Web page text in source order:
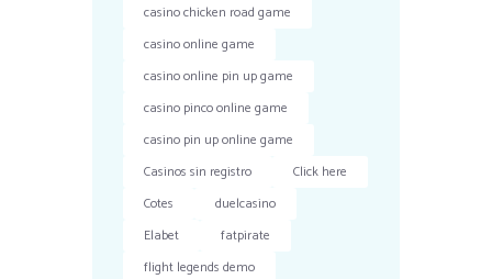
casino chicken road game
casino online game
casino online pin up game
casino pinco online game
casino pin up online game
Casinos sin registro
Click here
Cotes
duelcasino
Elabet
fatpirate
flight legends demo